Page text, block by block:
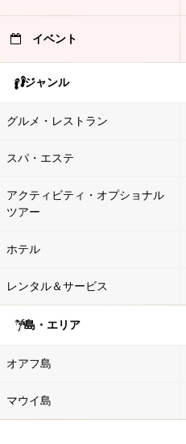
イベント
ジャンル
グルメ・レストラン
スパ・エステ
アクティビティ・オプショナル
ツアー
ホテル
レンタル＆サービス
島・エリア
オアフ島
マウイ島